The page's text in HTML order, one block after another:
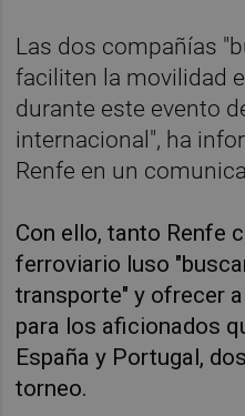
Las dos compañías
faciliten la movilidad
durante este evento
internacional", ha
Renfe en un
Con ello, tanto Renfe
ferroviario luso
transporte" y ofrecer
para los aficionados
España y Portugal,
torneo.